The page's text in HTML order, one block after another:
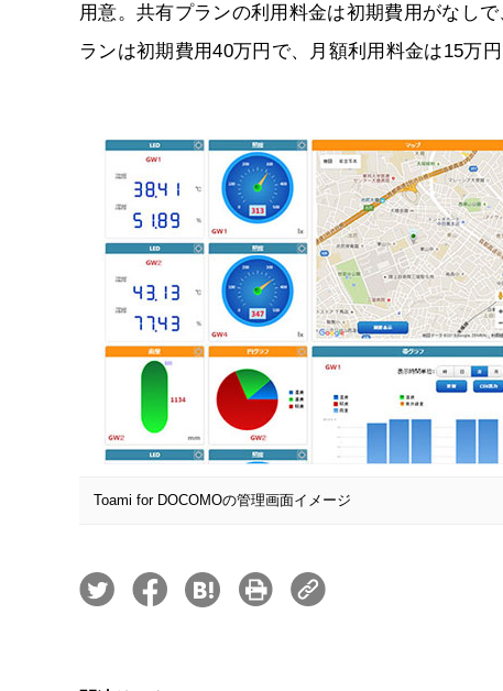
用意。共有プランの利用料金は初期費用がなし
ランは初期費用40万円で、月額利用料金は15万
Toami for DOCOMOの管理画面イメージ